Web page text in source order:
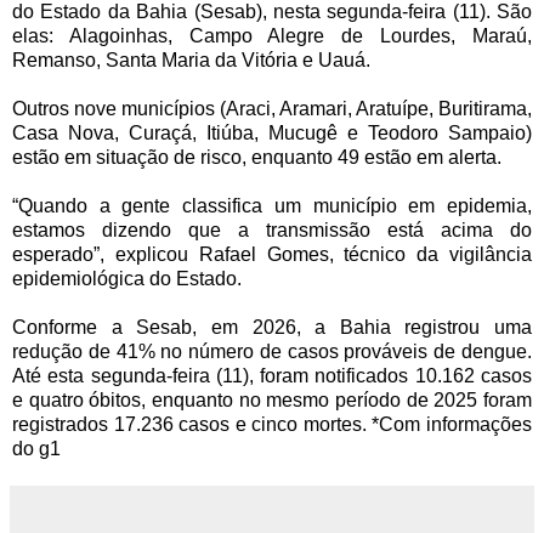
do Estado da Bahia (Sesab), nesta segunda-feira (11). São
elas: Alagoinhas, Campo Alegre de Lourdes, Maraú,
Remanso, Santa Maria da Vitória e Uauá.
Outros nove municípios (Araci, Aramari, Aratuípe, Buritirama,
Casa Nova, Curaçá, Itiúba, Mucugê e Teodoro Sampaio)
estão em situação de risco, enquanto 49 estão em alerta.
“Quando a gente classifica um município em epidemia,
estamos dizendo que a transmissão está acima do
esperado”, explicou Rafael Gomes, técnico da vigilância
epidemiológica do Estado.
Conforme a Sesab, em 2026, a Bahia registrou uma
redução de 41% no número de casos prováveis de dengue.
Até esta segunda-feira (11), foram notificados 10.162 casos
e quatro óbitos, enquanto no mesmo período de 2025 foram
registrados 17.236 casos e cinco mortes. *Com informações
do g1